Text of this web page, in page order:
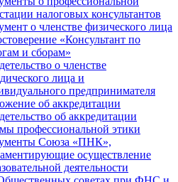
налоговых консультантов
о членстве физического лица
«Консультант по
и сборам»
о членстве
лица и
предпринимателя
об аккредитации
об аккредитации
профессиональной этики
Союза «ПНК»,
осуществление
деятельности